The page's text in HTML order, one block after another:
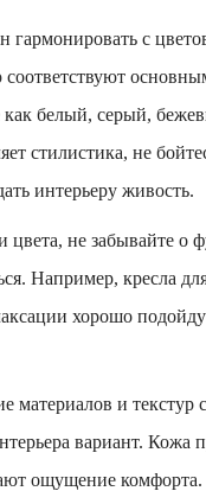
гармонировать с
белый, серый,
стилистика, не
интерьеру живость.
не забывайте о
Например, кресла
хорошо
материалов и текстур
вариант. Кожа
ощущение комфорта.